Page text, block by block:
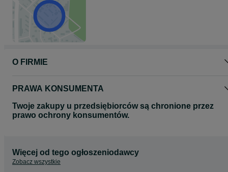
O FIRMIE
PRAWA KONSUMENTA
Twoje zakupy u przedsiębiorców są chronione przez
prawo ochrony konsumentów.
Więcej od tego ogłoszeniodawcy
Zobacz wszystkie